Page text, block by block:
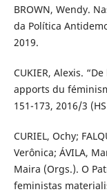
BROWN, Wendy.
da Política
2019.
CUKIER, Alexis.
apports du
151-173, 2016/3
CURIEL, Ochy;
Verônica; ÁVILA,
Maira (Orgs.). O
feministas